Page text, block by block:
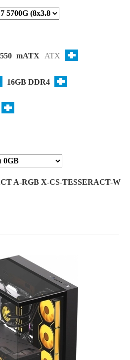
mATX ATX
16GB DDR4
A-RGB X-CS-TESSERACT-W